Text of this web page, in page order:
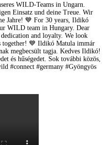
WILD-Teams in Ungarn.
Einsatz und deine Treue. Wir
Jahre! 💙 For 30 years, Ildikó
WILD team in Hungary. Dear
and loyalty. We look
together! 💙 Ildikó Matula immár
megbecsült tagja. Kedves Ildikó!
és hűségedet. Sok további közös,
#connect #germany #Gyöngyös